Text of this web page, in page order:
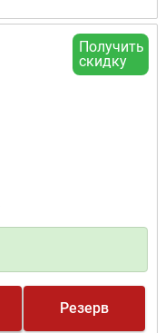
Получить
скидку
Резерв